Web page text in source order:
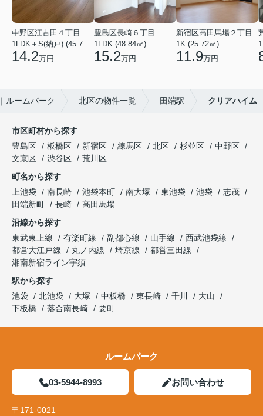
中野区江古田４丁目
1LDK＋S(納戸) (45.75㎡)
14.2万円
豊島区長崎６丁目
1LDK (48.84㎡)
15.2万円
新宿区高田馬場２丁目
1K (25.72㎡)
11.9万円
ルームパーク 北区の物件一覧 田端駅 クリアハイム
市区町村から探す
豊島区
板橋区 新宿区 練馬区 北区 杉並区
中野区
文京区
渋谷区
荒川区
町名から探す
上池袋
南長崎 池袋本町 南大塚 東池袋 池袋
志茂
田端新町
長崎
高田馬場
沿線から探す
東武東上線
有楽町線 副都心線 山手線
西武池袋線
都営大江戸線
丸ノ内線 埼京線
都営三田線
湘南新宿ライン宇須
駅から探す
池袋
北池袋 大塚 中板橋 東長崎 千川
大山
下板橋
落合南長崎 要町
ルームパーク
03-5944-8993 お問い合わせ
〒171-0021